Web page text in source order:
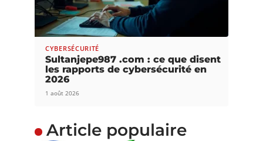
CYBERSÉCURITÉ
Sultanjepe987 .com : ce que disent
les rapports de cybersécurité en
2026
1 août 2026
Article populaire